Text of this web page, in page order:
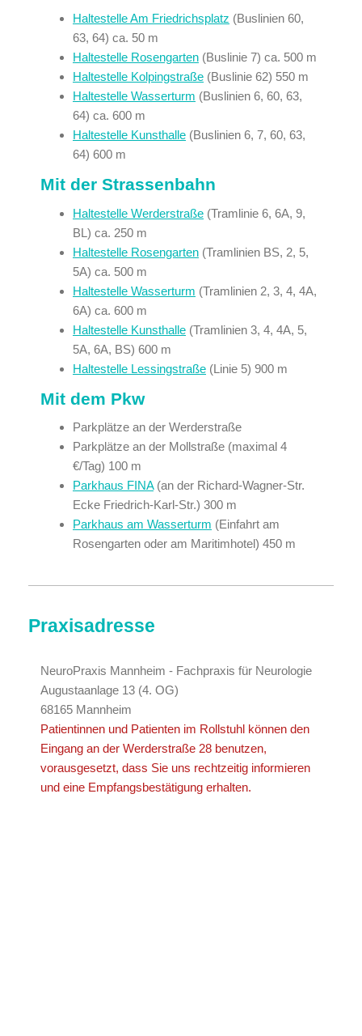
Haltestelle Am Friedrichsplatz (Buslinien 60,
63, 64) ca. 50 m
Haltestelle Rosengarten (Buslinie 7) ca. 500 m
Haltestelle Kolpingstraße (Buslinie 62) 550 m
Haltestelle Wasserturm (Buslinien 6, 60, 63,
64) ca. 600 m
Haltestelle Kunsthalle (Buslinien 6, 7, 60, 63,
64) 600 m
Mit der Strassenbahn
Haltestelle Werderstraße (Tramlinie 6, 6A, 9,
BL) ca. 250 m
Haltestelle Rosengarten (Tramlinien BS, 2, 5,
5A) ca. 500 m
Haltestelle Wasserturm (Tramlinien 2, 3, 4, 4A,
6A) ca. 600 m
Haltestelle Kunsthalle (Tramlinien 3, 4, 4A, 5,
5A, 6A, BS) 600 m
Haltestelle Lessingstraße (Linie 5) 900 m
Mit dem Pkw
Parkplätze an der Werderstraße
Parkplätze an der Mollstraße (maximal 4
€/Tag) 100 m
Parkhaus FINA(an der Richard-Wagner-Str.
Ecke Friedrich-Karl-Str.) 300 m
Parkhaus am Wasserturm (Einfahrt am
Rosengarten oder am Maritimhotel) 450 m
Praxisadresse
NeuroPraxis Mannheim - Fachpraxis für Neurologie
Augustaanlage 13 (4. OG)
68165 Mannheim
Patientinnen und Patienten im Rollstuhl können den
Eingang an der Werderstraße 28 benutzen,
vorausgesetzt, dass Sie uns rechtzeitig informieren
und eine Empfangsbestätigung erhalten.